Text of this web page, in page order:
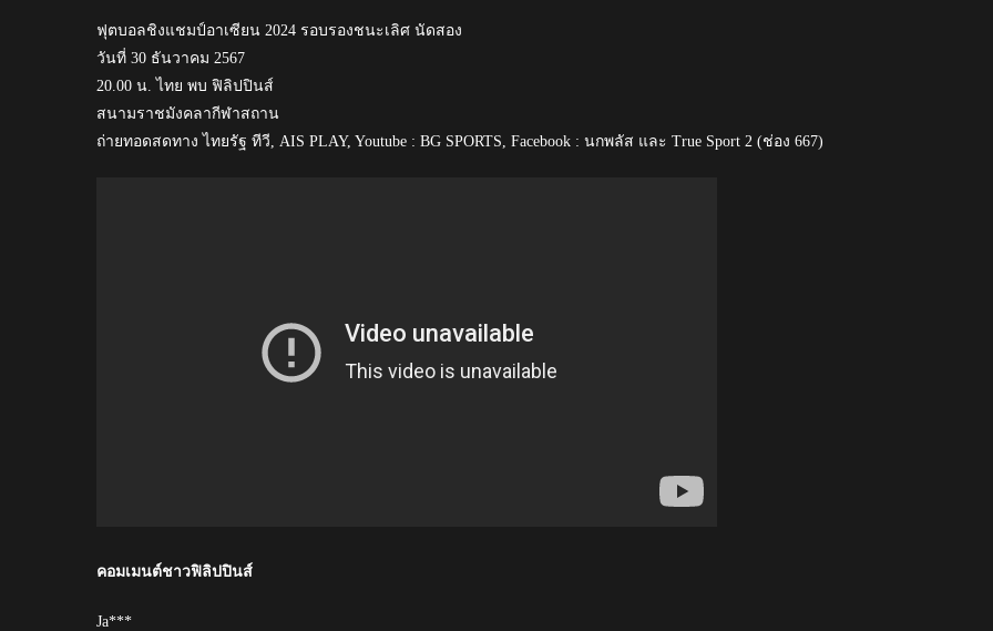
คัพ
ฟุตบอลชิงแชมป์อาเซียน 2024 รอบรองชนะเลิศ นัดสอง
วันที่ 30 ธันวาคม 2567
20.00 น. ไทย พบ ฟิลิปปินส์
สนามราชมังคลากีฬาสถาน
ถ่ายทอดสดทาง ไทยรัฐ ทีวี, AIS PLAY, Youtube : BG SPORTS, Facebook : นกพลัส และ True Sport 2 (ช่อง 667)
คอมเมนต์ชาวฟิลิปปินส์
Ja***